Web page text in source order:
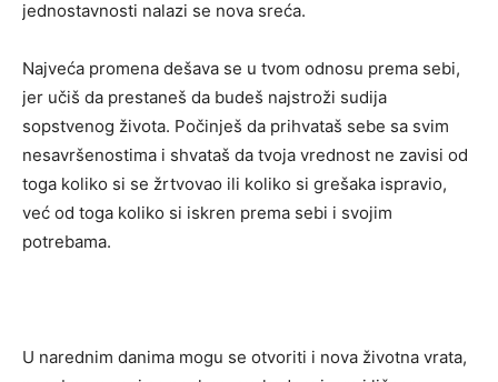
jednostavnosti nalazi se nova sreća.
Najveća promena dešava se u tvom odnosu prema sebi,
jer učiš da prestaneš da budeš najstroži sudija
sopstvenog života. Počinješ da prihvataš sebe sa svim
nesavršenostima i shvataš da tvoja vrednost ne zavisi od
toga koliko si se žrtvovao ili koliko si grešaka ispravio,
već od toga koliko si iskren prema sebi i svojim
potrebama.
U narednim danima mogu se otvoriti i nova životna vrata,